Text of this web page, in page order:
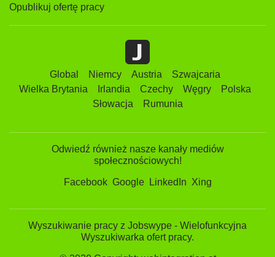
Opublikuj ofertę pracy
Global Niemcy Austria
Szwajcaria
Wielka Brytania
Irlandia Czechy Węgry
Polska
Słowacja
Rumunia
Odwiedź również nasze kanały mediów
społecznościowych!
Facebook Google LinkedIn Xing
Wyszukiwanie pracy z Jobswype - Wielofunkcyjna
Wyszukiwarka ofert pracy.